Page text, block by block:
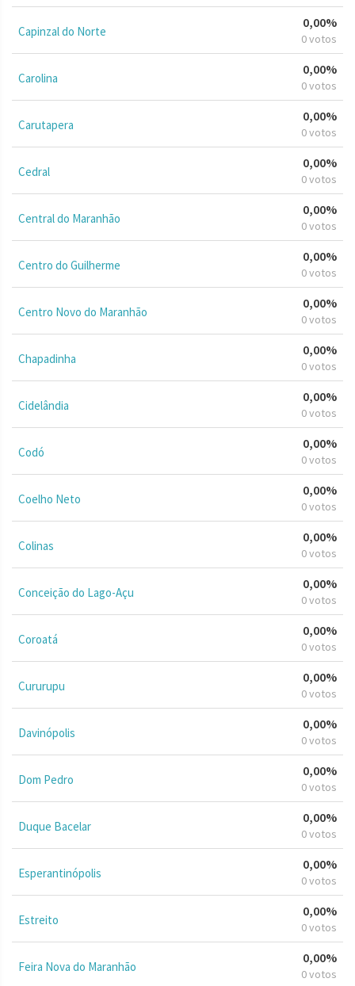
Capinzal do Norte
0,00%
0 votos
Carolina
0,00%
0 votos
Carutapera
0,00%
0 votos
Cedral
0,00%
0 votos
Central do Maranhão
0,00%
0 votos
Centro do Guilherme
0,00%
0 votos
Centro Novo do Maranhão
0,00%
0 votos
Chapadinha
0,00%
0 votos
Cidelândia
0,00%
0 votos
Codó
0,00%
0 votos
Coelho Neto
0,00%
0 votos
Colinas
0,00%
0 votos
Conceição do Lago-Açu
0,00%
0 votos
Coroatá
0,00%
0 votos
Cururupu
0,00%
0 votos
Davinópolis
0,00%
0 votos
Dom Pedro
0,00%
0 votos
Duque Bacelar
0,00%
0 votos
Esperantinópolis
0,00%
0 votos
Estreito
0,00%
0 votos
Feira Nova do Maranhão
0,00%
0 votos